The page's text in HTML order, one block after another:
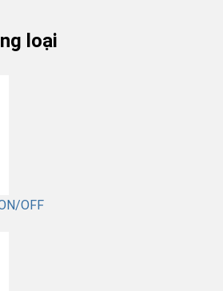
loại
OFF